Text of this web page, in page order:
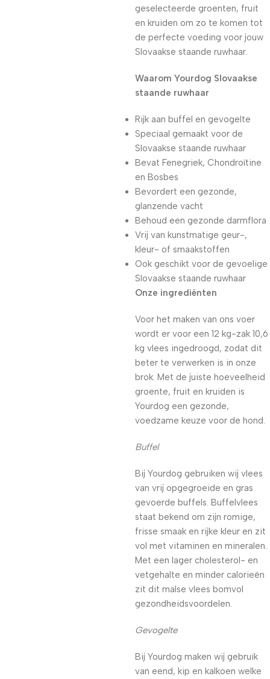
geselecteerde groenten, fruit
en kruiden om zo te komen tot
de perfecte voeding voor jouw
Slovaakse staande ruwhaar.
Waarom Yourdog Slovaakse
staande ruwhaar
Rijk aan buffel en gevogelte
Speciaal gemaakt voor de
Slovaakse staande ruwhaar
Bevat Fenegriek, Chondroïtine
en Bosbes
Bevordert een gezonde,
glanzende vacht
Behoud een gezonde darmflora
Vrij van kunstmatige geur-,
kleur- of smaakstoffen
Ook geschikt voor de gevoelige
Slovaakse staande ruwhaar
Onze ingrediënten
Voor het maken van ons voer
wordt er voor een 12 kg-zak 10,6
kg vlees ingedroogd, zodat dit
beter te verwerken is in onze
brok. Met de juiste hoeveelheid
groente, fruit en kruiden is
Yourdog een gezonde,
voedzame keuze voor de hond.
Buffel
Bij Yourdog gebruiken wij vlees
van vrij opgegroeide en gras
gevoerde buffels. Buffelvlees
staat bekend om zijn romige,
frisse smaak en rijke kleur en zit
vol met vitaminen en mineralen.
Met een lager cholesterol- en
vetgehalte en minder calorieën
zit dit malse vlees bomvol
gezondheidsvoordelen.
Gevogelte
Bij Yourdog maken wij gebruik
van eend, kip en kalkoen welke